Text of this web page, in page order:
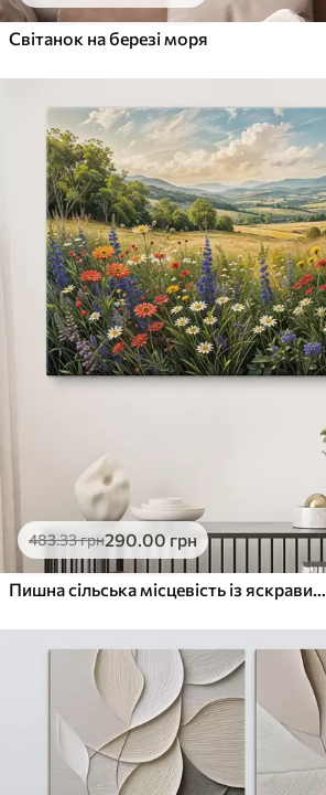
Світанок на березі моря
483.33грн290.00 грн
Пишна сільська місцевість із яскравим лугом диких квітів, наповненим різнокольоровими квітами під хмарним небом